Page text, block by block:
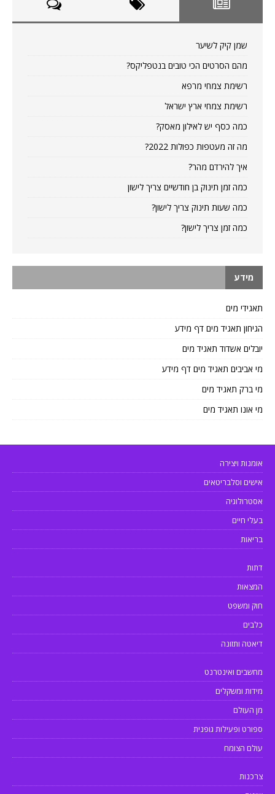
שמן קיק לשיער
מהם הסרטים הכי טובים בנטפליקס?
רשימת צמחי מרפא
רשימת צמחי ארץ ישראל
כמה כסף יש לאילון מאסק?
מה זה מעטפות כפולות 2022?
איך להירדם מהר?
כמה זמן תינוק בן חודשיים צריך לישון
כמה שעות תינוק צריך לישון?
כמה זמן צריך לישון?
מידע
תאגידי מים
הגיחון תאגיד מים דף מידע
יובלים אשדוד תאגיד מים
מי אביבים תאגיד מים דף מידע
מי ברק תאגיד מים
מי אונו תאגיד מים
אומנות ויצירה
אישים וסלבריטאים
אסטרולוגיה
בעלי חיים
בריאות
דתות
המצאות
חוק ומשפט
כלבים
דיאטה ותזונה
מחשבים ואינטרנט
מידות ומשקלים
מן העולם
ספורט ופעילות גופנית
עולם הצומח
צרכנות